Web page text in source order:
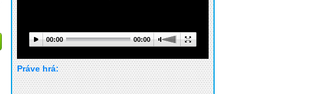
00:00 00:00
Práve hrá: